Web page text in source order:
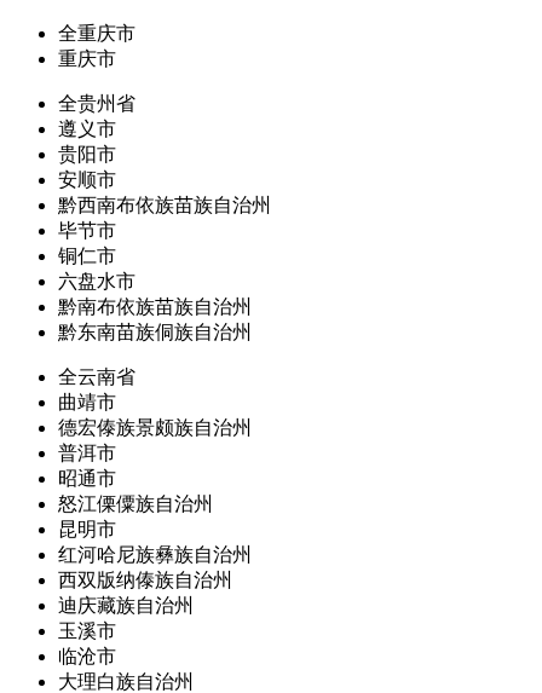
全重庆市
重庆市
全贵州省
遵义市
贵阳市
安顺市
黔西南布依族苗族自治州
毕节市
铜仁市
六盘水市
黔南布依族苗族自治州
黔东南苗族侗族自治州
全云南省
曲靖市
德宏傣族景颇族自治州
普洱市
昭通市
怒江傈僳族自治州
昆明市
红河哈尼族彝族自治州
西双版纳傣族自治州
迪庆藏族自治州
玉溪市
临沧市
大理白族自治州